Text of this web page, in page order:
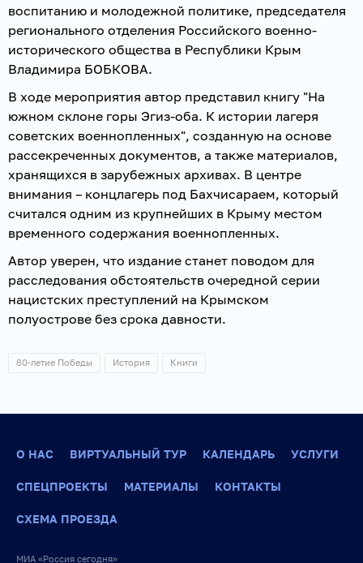
воспитанию и молодежной политике, председателя
регионального отделения Российского военно-
исторического общества в Республики Крым
Владимира БОБКОВА.
В ходе мероприятия автор представил книгу "На
южном склоне горы Эгиз-оба. К истории лагеря
советских военнопленных", созданную на основе
рассекреченных документов, а также материалов,
хранящихся в зарубежных архивах. В центре
внимания – концлагерь под Бахчисараем, который
считался одним из крупнейших в Крыму местом
временного содержания военнопленных.
Автор уверен, что издание станет поводом для
расследования обстоятельств очередной серии
нацистских преступлений на Крымском
полуострове без срока давности.
80-летие Победы История Книги
О НАС ВИРТУАЛЬНЫЙ ТУР КАЛЕНДАРЬ УСЛУГИ
СПЕЦПРОЕКТЫ МАТЕРИАЛЫ КОНТАКТЫ
СХЕМА ПРОЕЗДА
МИА «Россия сегодня»